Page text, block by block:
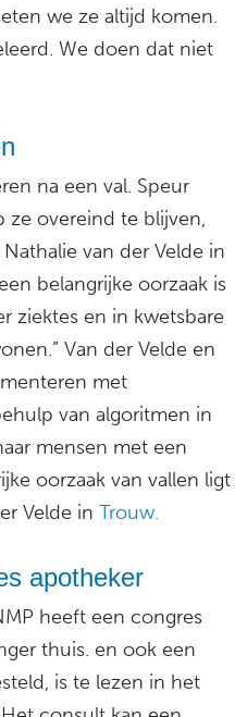
we ze altijd komen.
We doen dat niet
na een val. Speur
ze overeind te blijven,
van der Velde in
belangrijke oorzaak is
ziektes en in kwetsbare
Van der Velde en
met
van algoritmen in
mensen met een
oorzaak van vallen ligt
Velde in Trouw.
apotheker
heeft een congres
thuis. en ook een
is te lezen in het